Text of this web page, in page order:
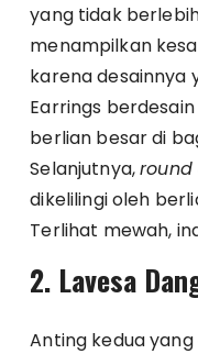
yang tidak
menampilkan
karena desainnya
Earrings
berlian besar di
Selanjutnya,
dikelilingi oleh
Terlihat mewah,
2. Lavesa
Anting kedua